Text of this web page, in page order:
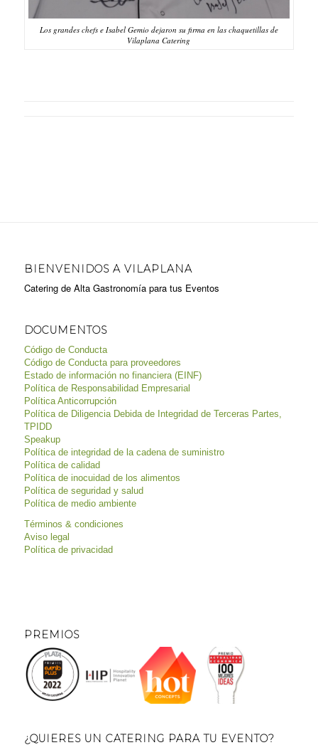
Los grandes chefs e Isabel Gemio dejaron su firma en las chaquetillas de
Vilaplana Catering
BIENVENIDOS A VILAPLANA
Catering de Alta Gastronomía para tus Eventos
DOCUMENTOS
Código de Conducta
Código de Conducta para proveedores
Estado de información no financiera (EINF)
Política de Responsabilidad Empresarial
Política Anticorrupción
Política de Diligencia Debida de Integridad de Terceras Partes,
TPIDD
Speakup
Política de integridad de la cadena de suministro
Política de calidad
Política de inocuidad de los alimentos
Política de seguridad y salud
Política de medio ambiente
Términos & condiciones
Aviso legal
Política de privacidad
PREMIOS
¿QUIERES UN CATERING PARA TU EVENTO?